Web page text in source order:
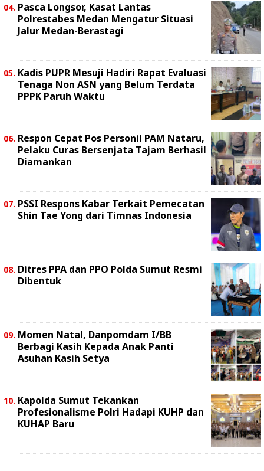
Pasca Longsor, Kasat Lantas
Polrestabes Medan Mengatur Situasi
Jalur Medan-Berastagi
Kadis PUPR Mesuji Hadiri Rapat Evaluasi
Tenaga Non ASN yang Belum Terdata
PPPK Paruh Waktu
Respon Cepat Pos Personil PAM Nataru,
Pelaku Curas Bersenjata Tajam Berhasil
Diamankan
PSSI Respons Kabar Terkait Pemecatan
Shin Tae Yong dari Timnas Indonesia
Ditres PPA dan PPO Polda Sumut Resmi
Dibentuk
Momen Natal, Danpomdam I/BB
Berbagi Kasih Kepada Anak Panti
Asuhan Kasih Setya
Kapolda Sumut Tekankan
Profesionalisme Polri Hadapi KUHP dan
KUHAP Baru